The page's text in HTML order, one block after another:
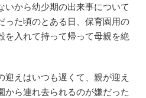
いから幼少期の出来事について
った頃のとある日、保育園用の
を入れて持って帰って母親を絶
えはいつも遅くて、親が迎え
から連れ去られるのが嫌だった